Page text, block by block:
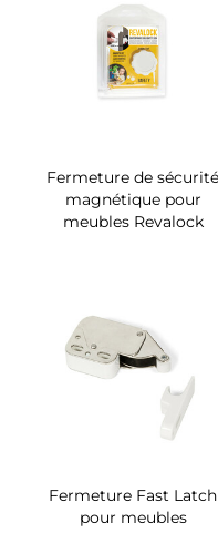
Fermeture de sécurité
magnétique pour
meubles Revalock
Fermeture Fast Latch
pour meubles